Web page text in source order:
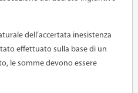
dell’accertata inesistenza
effettuato sulla base di un
le somme devono essere